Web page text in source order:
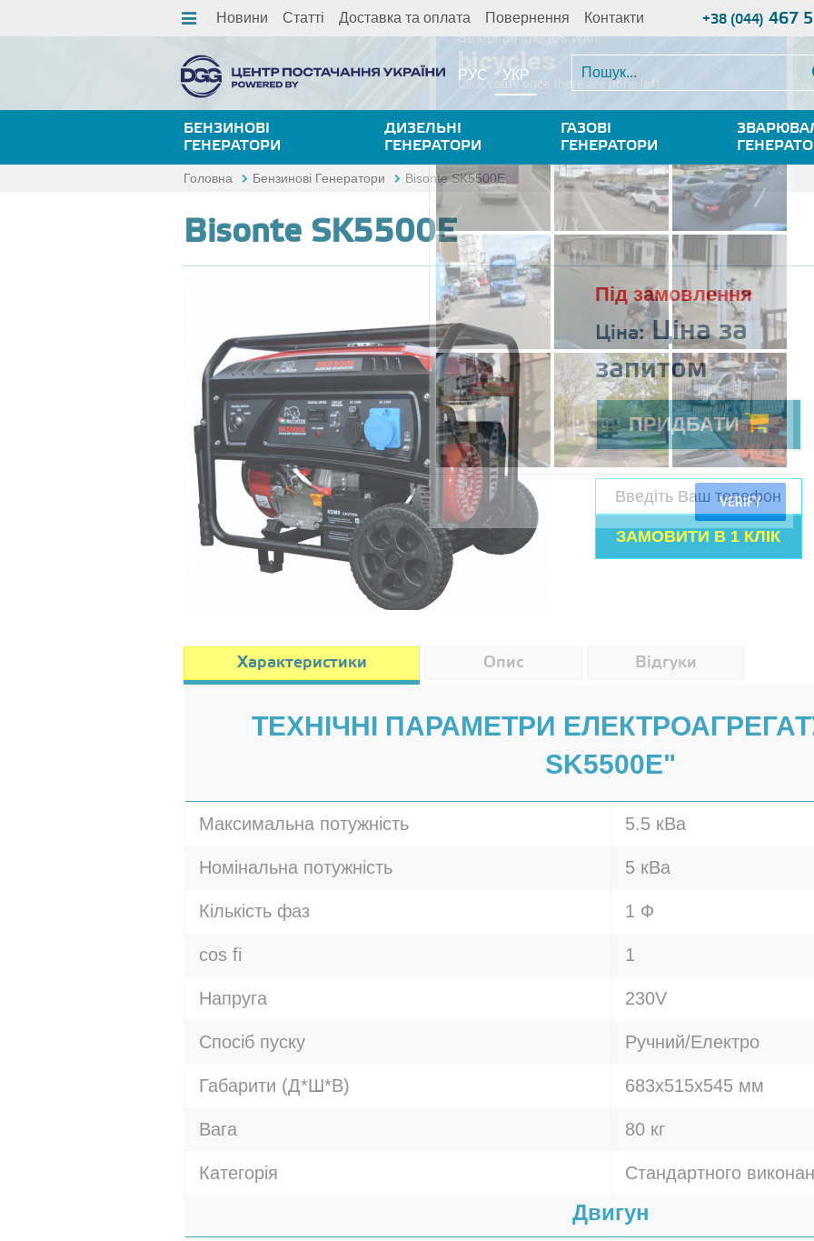
Новини Статті Доставка та оплата Повернення Контакти +38 (044) 467
РУС УКР
БЕНЗИНОВІ
ГЕНЕРАТОРИ
ДИЗЕЛЬНІ
ГЕНЕРАТОРИ
ГАЗОВІ
ГЕНЕРАТОРИ
Головна Бензинові Генератори Bisonte SK5500E
Bisonte SK5500E
Під замовлення
Ціна: Ціна за
запитом
ПРИДБАТИ
Характеристики Опис Відгуки
ТЕХНІЧНІ ПАРАМЕТРИ
SK5500E"
Максимальна потужність 5.5 кВа
Номінальна потужність 5 кВа
Кількість фаз 1 Ф
cos fi 1
Напруга 230V
Спосіб пуску Ручний/Електро
Габарити (Д*Ш*В) 683x515x545 мм
Вага 80 кг
Категорія Стандартного
Двигун